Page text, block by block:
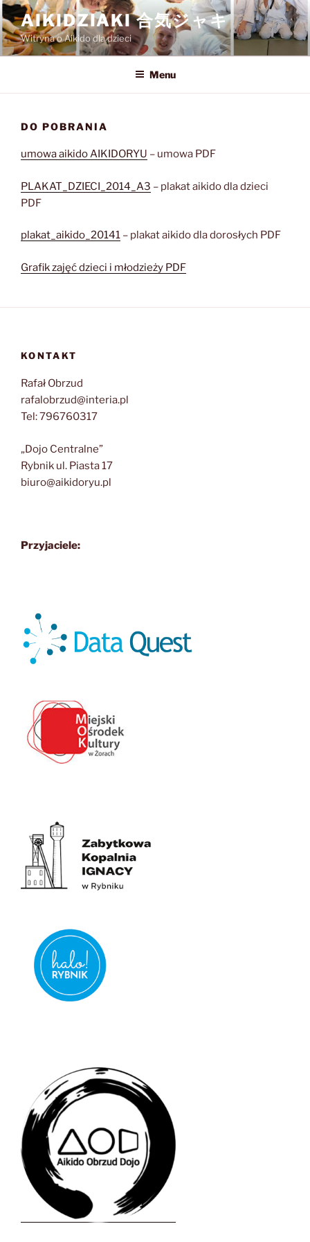
Przejdź
do
treści
AIKIDZIAKI 合気ジャキ
Witryna o Aikido dla dzieci
Menu
DO POBRANIA
umowa aikido AIKIDORYU – umowa PDF
PLAKAT_DZIECI_2014_A3 – plakat aikido dla dzieci
PDF
plakat_aikido_20141 – plakat aikido dla dorosłych PDF
Grafik zajęć dzieci i młodzieży PDF
KONTAKT
Rafał Obrzud
rafalobrzud@interia.pl
Tel: 796760317
„Dojo Centralne”
Rybnik ul. Piasta 17
biuro@aikidoryu.pl
Przyjaciele: